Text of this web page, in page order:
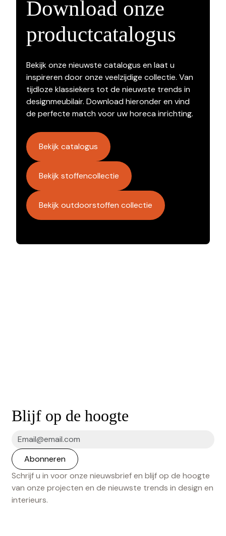
Download onze
productcatalogus
Bekijk onze nieuwste catalogus en laat u
inspireren door onze veelzijdige collectie. Van
tijdloze klassiekers tot de nieuwste trends in
designmeubilair. Download hieronder en vind
de perfecte match voor uw horeca inrichting.
Bekijk catalogus
Bekijk stoffencollectie
Bekijk outdoorstoffen collectie
Blijf op de hoogte
Schrijf u in voor onze nieuwsbrief en blijf op de hoogte
van onze projecten en de nieuwste trends in design en
interieurs.